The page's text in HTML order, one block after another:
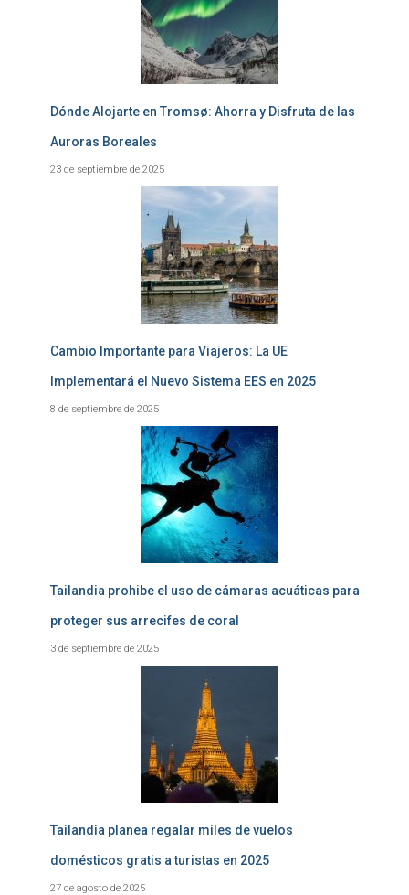
Dónde Alojarte en Tromsø: Ahorra y Disfruta de las
Auroras Boreales
23 de septiembre de 2025
Cambio Importante para Viajeros: La UE
Implementará el Nuevo Sistema EES en 2025
8 de septiembre de 2025
Tailandia prohibe el uso de cámaras acuáticas para
proteger sus arrecifes de coral
3 de septiembre de 2025
Tailandia planea regalar miles de vuelos
domésticos gratis a turistas en 2025
27 de agosto de 2025